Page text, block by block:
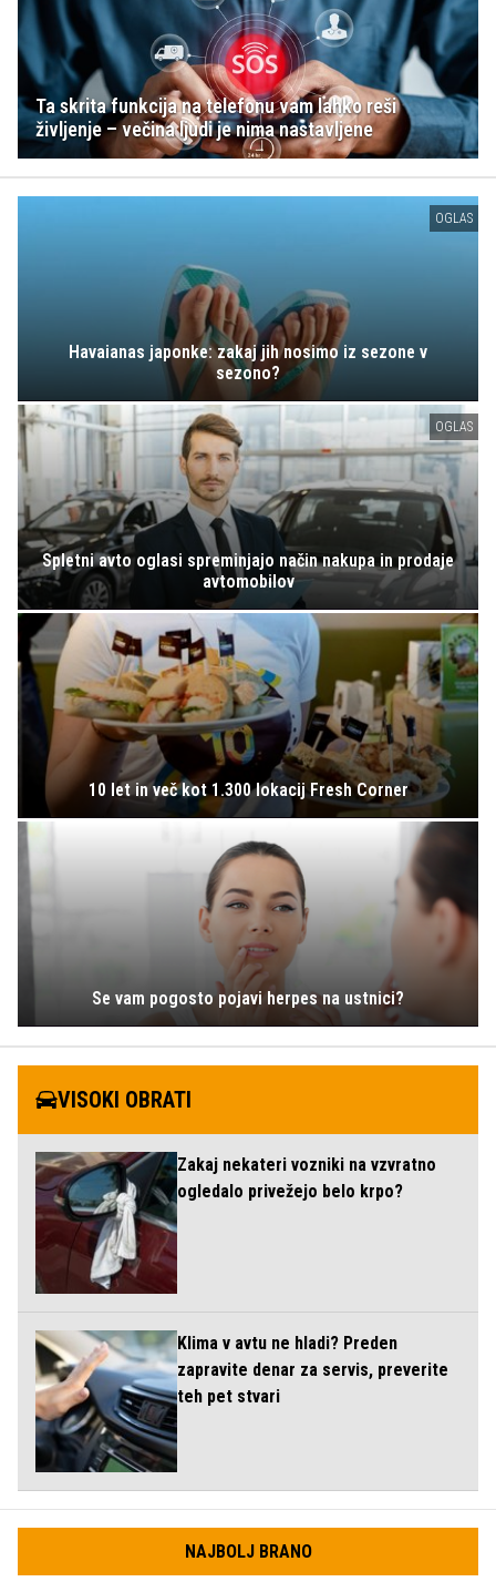
Ta skrita funkcija na telefonu vam lahko reši
življenje – večina ljudi je nima nastavljene
OGLAS
Havaianas japonke: zakaj jih nosimo iz sezone v
sezono?
OGLAS
Spletni avto oglasi spreminjajo način nakupa in prodaje
avtomobilov
10 let in več kot 1.300 lokacij Fresh Corner
Se vam pogosto pojavi herpes na ustnici?
VISOKI OBRATI
Zakaj nekateri vozniki na vzvratno
ogledalo privežejo belo krpo?
Klima v avtu ne hladi? Preden
zapravite denar za servis, preverite
teh pet stvari
NAJBOLJ BRANO